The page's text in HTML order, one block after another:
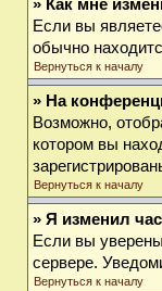
» Как мне
Если вы
обычно
Вернуться к началу
» На
Возможно,
котором вы
Вернуться к началу
» Я изменил
Если вы
сервере.
Вернуться к началу